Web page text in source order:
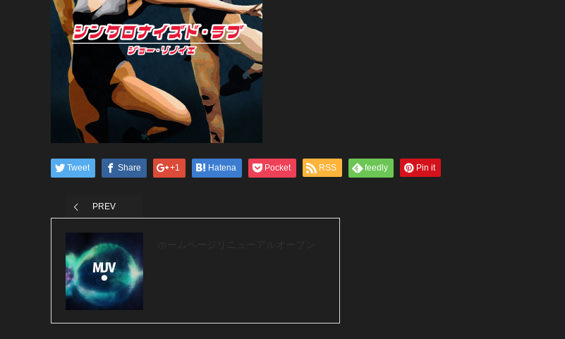
Tweet Share +1 Hatena Pocket RSS feedly Pin it
PREV